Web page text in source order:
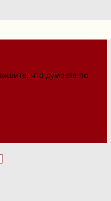
что думаете по